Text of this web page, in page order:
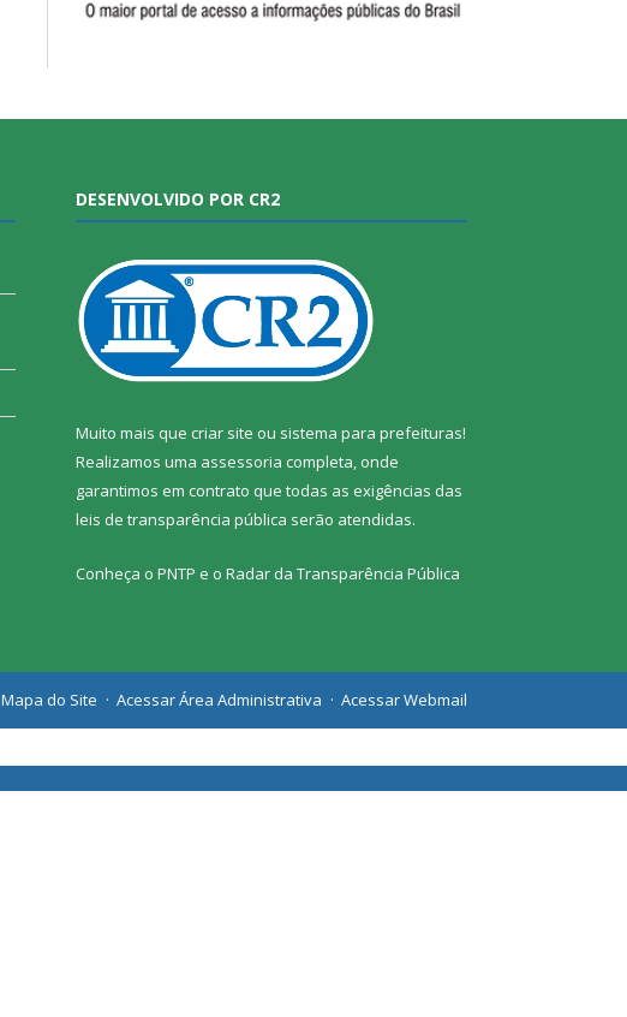
DESENVOLVIDO POR CR2
Muito mais que criar site ou sistema para prefeituras!
Realizamos uma assessoria completa, onde
garantimos em contrato que todas as exigências das
leis de transparência pública serão atendidas.
Conheça o PNTP e o Radar da Transparência Pública
Mapa do Site Acessar Área Administrativa Acessar Webmail